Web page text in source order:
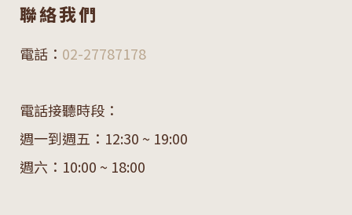
聯絡我們
電話： 02-27787178
電話接聽時段：
週一到週五：12:30 ~ 19:00
週六：10:00 ~ 18:00